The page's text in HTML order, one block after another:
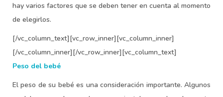
hay varios factores que se deben tener en cuenta al momento
de elegirlos.
[/vc_column_text][vc_row_inner][vc_column_inner]
[/vc_column_inner][/vc_row_inner][vc_column_text]
Peso del bebé
El peso de su bebé es una consideración importante. Algunos